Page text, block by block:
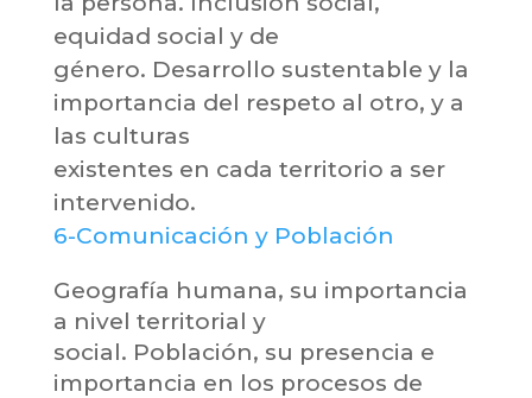
equidad social y de
género. Desarrollo sustentable y la
importancia del respeto al otro, y a
las culturas
existentes en cada territorio a ser
intervenido.
6-Comunicación y Población
Geografía humana, su importancia
a nivel territorial y
social. Población, su presencia e
importancia en los procesos de